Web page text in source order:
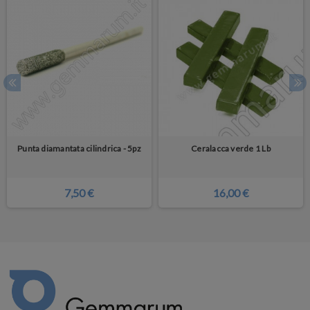
Punta diamantata cilindrica - 5pz
7,50 €
Ceralacca verde 1 Lb
16,00 €